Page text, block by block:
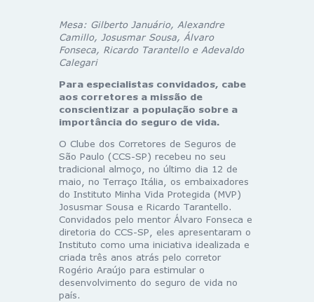
Mesa: Gilberto Januário, Alexandre
Camillo, Josusmar Sousa, Álvaro
Fonseca, Ricardo Tarantello e Adevaldo
Calegari
Para especialistas convidados, cabe
aos corretores a missão de
conscientizar a população sobre a
importância do seguro de vida.
O Clube dos Corretores de Seguros de
São Paulo (CCS-SP) recebeu no seu
tradicional almoço, no último dia 12 de
maio, no Terraço Itália, os embaixadores
do Instituto Minha Vida Protegida (MVP)
Josusmar Sousa e Ricardo Tarantello.
Convidados pelo mentor Álvaro Fonseca e
diretoria do CCS-SP, eles apresentaram o
Instituto como uma iniciativa idealizada e
criada três anos atrás pelo corretor
Rogério Araújo para estimular o
desenvolvimento do seguro de vida no
país.